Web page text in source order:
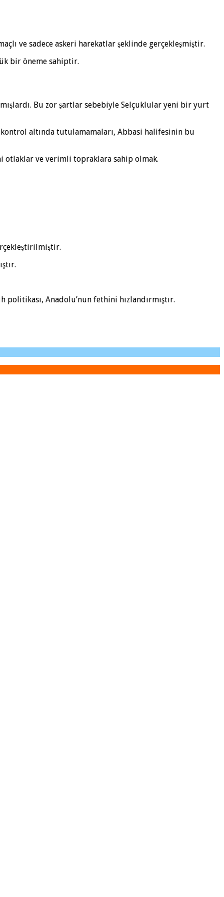
ve sadece askeri harekatlar şeklinde gerçekleşmiştir.
bir öneme sahiptir.
Bu zor şartlar sebebiyle Selçuklular yeni bir yurt
altında tutulamamaları, Abbasi halifesinin bu
otlaklar ve verimli topraklara sahip olmak.
politikası, Anadolu’nun fethini hızlandırmıştır.